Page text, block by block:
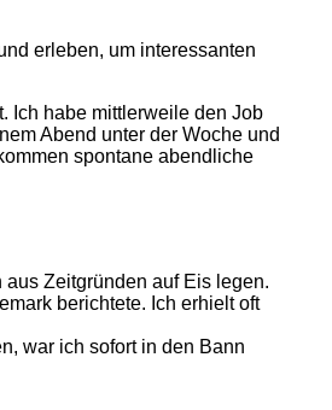
erleben, um interessanten
Ich habe mittlerweile den Job
Abend unter der Woche und
spontane abendliche
Zeitgründen auf Eis legen.
berichtete. Ich erhielt oft
war ich sofort in den Bann